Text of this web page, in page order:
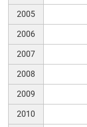
2005
2006
2007
2008
2009
2010